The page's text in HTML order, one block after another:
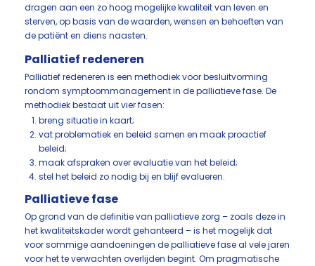
dragen aan een zo hoog mogelijke kwaliteit van leven en
sterven, op basis van de waarden, wensen en behoeften van
de patiënt en diens naasten.
Palliatief redeneren
Palliatief redeneren is een methodiek voor besluitvorming
rondom symptoommanagement in de palliatieve fase. De
methodiek bestaat uit vier fasen:
breng situatie in kaart;
vat problematiek en beleid samen en maak proactief
beleid;
maak afspraken over evaluatie van het beleid;
stel het beleid zo nodig bij en blijf evalueren.
Palliatieve fase
Op grond van de definitie van palliatieve zorg – zoals deze in
het kwaliteitskader wordt gehanteerd – is het mogelijk dat
voor sommige aandoeningen de palliatieve fase al vele jaren
voor het te verwachten overlijden begint. Om pragmatische